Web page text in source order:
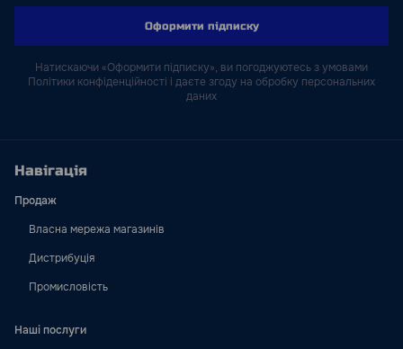
Оформити підписку
Натискаючи «Оформити підписку», ви погоджуютесь з умовами
Політики конфіденційності і даєте згоду на обробку персональних
даних
Навігація
Продаж
Власна мережа магазинів
Дистрибуція
Промисловість
Наші послуги